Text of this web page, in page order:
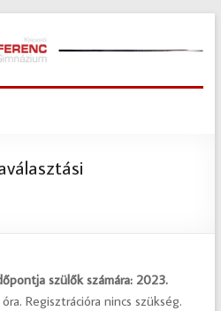
szülők számára: 2023.
óra. Regisztrációra nincs szükség.